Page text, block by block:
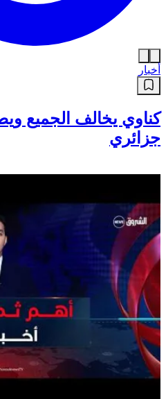
أخبار
كناوي يخالف الجميع
جزائري